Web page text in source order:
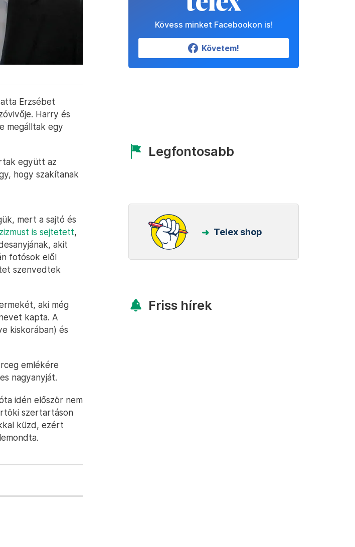
Erzsébet
Harry és
megálltak egy
együtt az
hogy szakítanak
mert a sajtó és
is sejtetett,
akit
fotósok elől
szenvedtek
aki még
kapta. A
kiskorában) és
emlékére
nagyanyját.
idén először nem
szertartáson
küzd, ezért
Kövess minket Facebookon is!
Követem!
Legfontosabb
Telex shop
Friss hírek